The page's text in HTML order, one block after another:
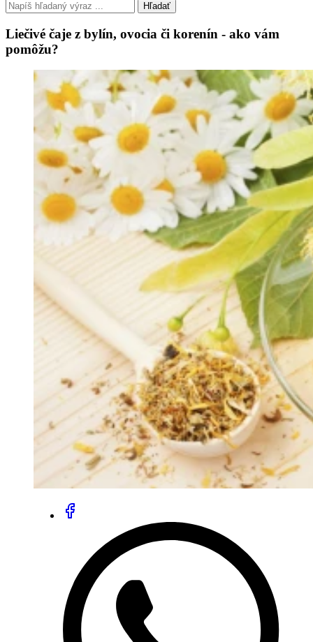
Hľadať
Liečivé čaje z bylín, ovocia či korenín - ako vám
pomôžu?